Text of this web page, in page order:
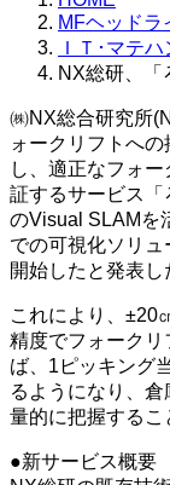
MFヘッドラ
ＩＴ･マテハ
NX総研、「
㈱NX総合研究所
ォークリフトへ
し、適正なフォ
証するサービス
のVisual SLAMを
での可視化ソリ
開始したと発表し
これにより、±20
精度でフォークリ
ば、1ピッキング
るようになり、
量的に把握するこ
●新サービス概要